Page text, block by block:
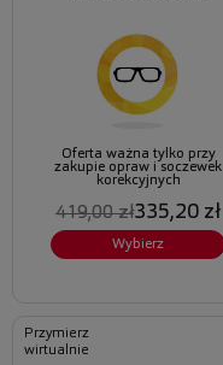
Oferta ważna tylko przy
zakupie opraw i soczewek
korekcyjnych
419,00 zł335,20 zł
Wybierz
Przymierz
wirtualnie